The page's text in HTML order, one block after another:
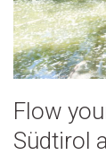
Flow
Südtirol